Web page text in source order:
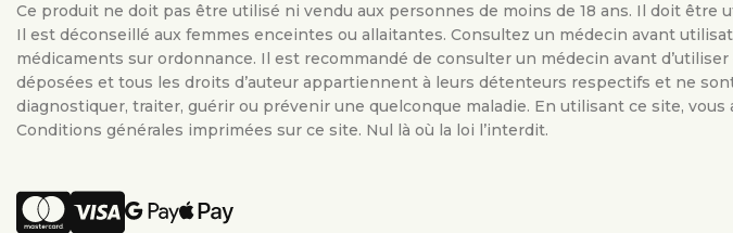
Ce produit ne doit pas être utilisé ni vendu aux personnes de moins de 18 ans. Il doit
Il est déconseillé aux femmes enceintes ou allaitantes. Consultez un médecin avant
médicaments sur ordonnance. Il est recommandé de consulter un médecin avant
déposées et tous les droits d’auteur appartiennent à leurs détenteurs respectifs et ne
diagnostiquer, traiter, guérir ou prévenir une quelconque maladie. En utilisant ce site,
Conditions générales imprimées sur ce site. Nul là où la loi l’interdit.